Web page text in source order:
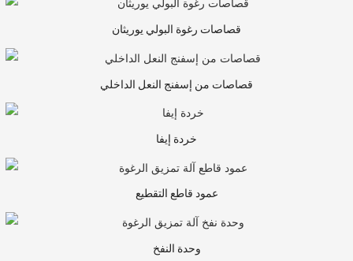
قصاصات رغوة البولي يوريثان
قصاصات من إسفنج النعل الداخلي
خردة إيفا
عمود قاطع التقطيع
وحدة النفخ